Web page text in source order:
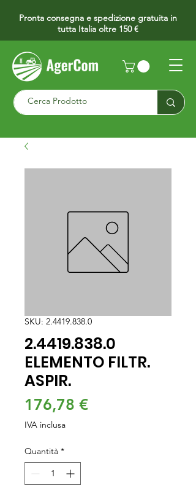
Pronta consegna e spedizione gratuita in
tutta Italia oltre 150 €
SKU: 2.4419.838.0
2.4419.838.0
ELEMENTO FILTR.
ASPIR.
176,78 €Prezzo
IVA inclusa
Quantità *